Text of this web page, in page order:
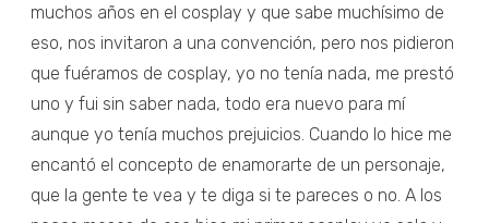
muchos años en el cosplay y que sabe muchísimo de
eso, nos invitaron a una convención, pero nos pidieron
que fuéramos de cosplay, yo no tenía nada, me prestó
uno y fui sin saber nada, todo era nuevo para mí
aunque yo tenía muchos prejuicios. Cuando lo hice me
encantó el concepto de enamorarte de un personaje,
que la gente te vea y te diga si te pareces o no. A los